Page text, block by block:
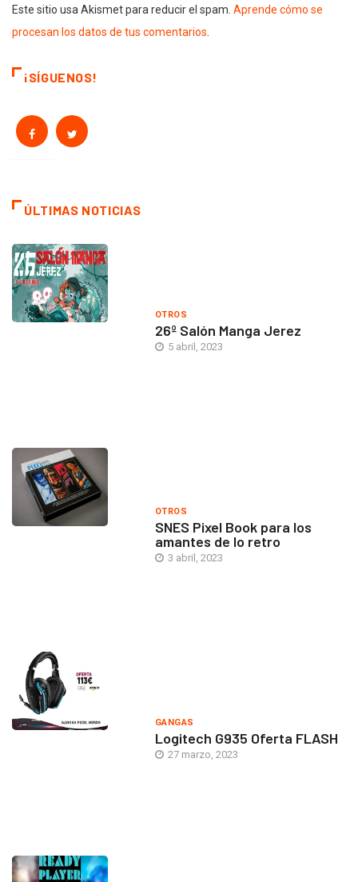
Este sitio usa Akismet para reducir el spam. Aprende cómo se
procesan los datos de tus comentarios
¡SÍGUENOS!
ÚLTIMAS NOTICIAS
OTROS
26º Salón Manga Jerez
5 abril, 2023
OTROS
SNES Pixel Book para los
amantes de lo retro
3 abril, 2023
GANGAS
Logitech G935 Oferta FLASH
27 marzo, 2023